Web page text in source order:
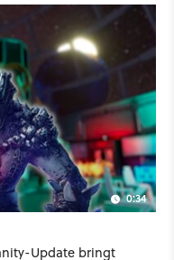
0:34
Update bringt